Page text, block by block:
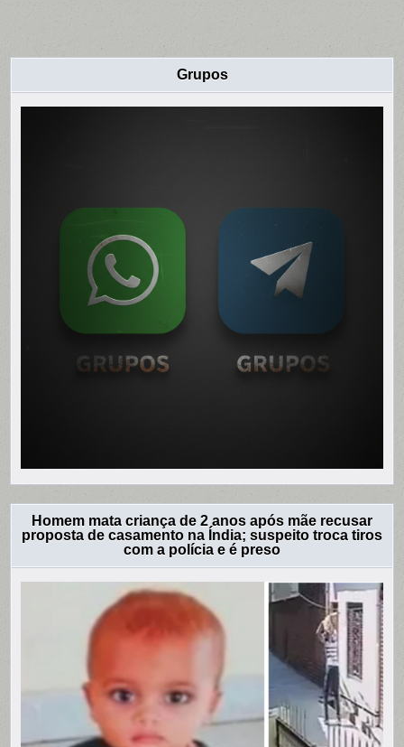
Grupos
Homem mata criança de 2 anos após mãe recusar
proposta de casamento na Índia; suspeito troca tiros
com a polícia e é preso